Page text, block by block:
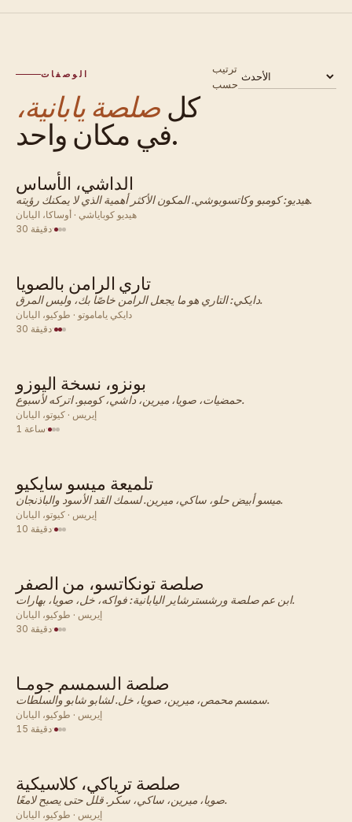
الوصفات
كل صلصة يابانية،
في مكان واحد.
ترتيب
حسب
ياباني · صلصة
الداشي، الأساس
هيديو: كومبو وكاتسوبوشي. المكون الأكثر أهمية الذي لا يمكنك رؤيته.
هيديو كوباياشي · أوساكا، اليابان
30 دقيقة·
ياباني · صلصة
تاري الرامن بالصويا
دايكي: التاري هو ما يجعل الرامن خاصًا بك، وليس المرق.
دايكي ياماموتو · طوكيو، اليابان
30 دقيقة·
ياباني · صلصة
بونزو، نسخة اليوزو
حمضيات، صويا، ميرين، داشي، كومبو. اتركه لأسبوع.
إيريس · كيوتو، اليابان
1 ساعة·
ياباني · صلصة
تلميعة ميسو سايكيو
ميسو أبيض حلو، ساكي، ميرين. لسمك القد الأسود والباذنجان.
إيريس · كيوتو، اليابان
10 دقيقة·
ياباني · صلصة
صلصة تونكاتسو، من الصفر
ابن عم صلصة ورشسترشاير اليابانية: فواكه، خل، صويا، بهارات.
إيريس · طوكيو، اليابان
30 دقيقة·
ياباني · صلصة
صلصة السمسم جومـا
سمسم محمص، ميرين، صويا، خل. لشابو شابو والسلطات.
إيريس · طوكيو، اليابان
15 دقيقة·
ياباني · صلصة
صلصة ترياكي، كلاسيكية
صويا، ميرين، ساكي، سكر. قلل حتى يصبح لامعًا.
إيريس · طوكيو، اليابان